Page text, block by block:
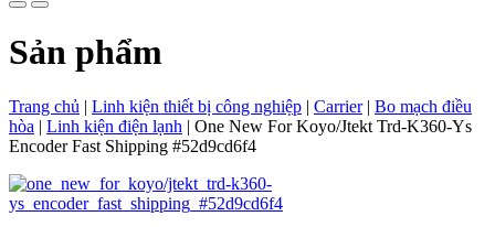
Sản phẩm
Trang chủ | Linh kiện thiết bị công nghiệp | Carrier| Bo mạch điều
hòa | Linh kiện điện lạnh | One New For Koyo/Jtekt Trd-K360-Ys
Encoder Fast Shipping #52d9cd6f4